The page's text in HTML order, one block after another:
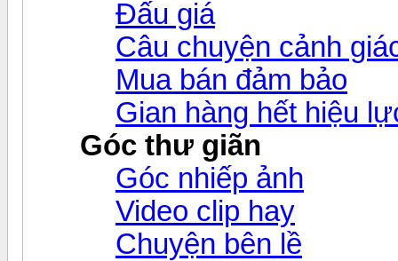
Đấu giá
Câu chuyện cảnh
Mua bán đảm bảo
Gian hàng hết hiệu
Góc thư giãn
Góc nhiếp ảnh
Video clip hay
Chuyện bên lề